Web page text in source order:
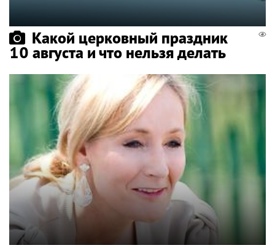
Какой церковный праздник
10 августа и что нельзя делать